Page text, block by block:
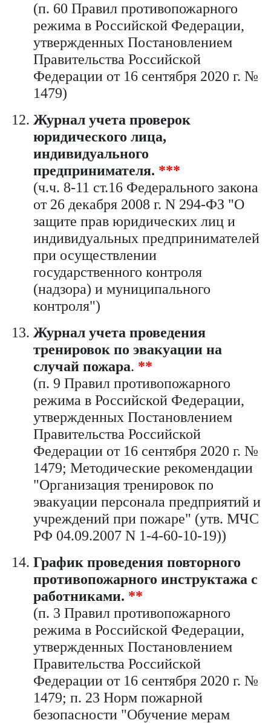
(п. 60 Правил противопожарного
режима в Российской Федерации,
утвержденных Постановлением
Правительства Российской
Федерации от 16 сентября 2020 г. №
1479)
Журнал учета проверок
юридического лица,
индивидуального
предпринимателя. ***
(ч.ч. 8-11 ст.16 Федерального закона
от 26 декабря 2008 г. N 294-ФЗ "О
защите прав юридических лиц и
индивидуальных предпринимателей
при осуществлении
государственного контроля
(надзора) и муниципального
контроля")
Журнал учета проведения
тренировок по эвакуации на
случай пожара. **
(п. 9 Правил противопожарного
режима в Российской Федерации,
утвержденных Постановлением
Правительства Российской
Федерации от 16 сентября 2020 г. №
1479; Методические рекомендации
"Организация тренировок по
эвакуации персонала предприятий и
учреждений при пожаре" (утв. МЧС
РФ 04.09.2007 N 1-4-60-10-19))
График проведения повторного
противопожарного инструктажа с
работниками. **
(п. 3 Правил противопожарного
режима в Российской Федерации,
утвержденных Постановлением
Правительства Российской
Федерации от 16 сентября 2020 г. №
1479; п. 23 Норм пожарной
безопасности "Обучение мерам